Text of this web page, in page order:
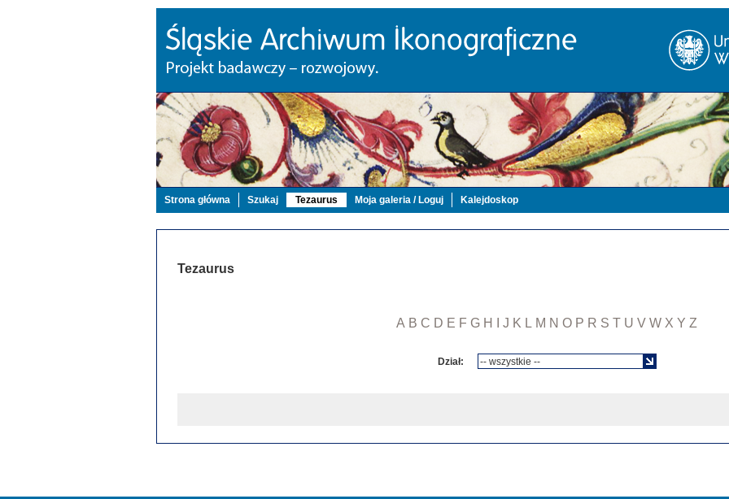
Strona główna Szukaj Tezaurus Moja galeria / Loguj Kalejdoskop
Tezaurus
A B C D E F G H J K L M N O P R S T U V W X Y Z
Dział: